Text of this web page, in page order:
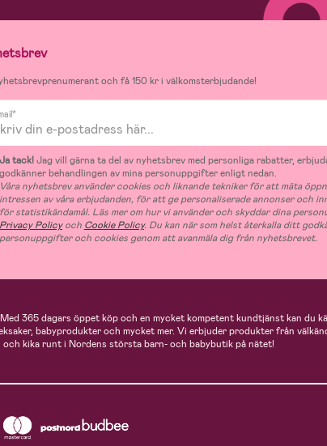
och få 150 kr i välkomsterbjudande!
Ja tack!Jag vill gärna ta del av nyhetsbrev med personliga rabatter,
godkänner behandlingen av mina personuppgifter enligt nedan.
Våra nyhetsbrev använder cookies och liknande tekniker för att mäta
intressen av våra erbjudanden, för att ge personaliserade annonser och
för statistikändamål. Läs mer om hur vi använder och skyddar dina
Privacy Policyoch Cookie Policy. Du kan när som helst återkalla ditt
personuppgifter och cookies genom att avanmäla dig från nyhetsbrevet.
Med 365 dagars öppet köp och en mycket kompetent kundtjänst kan du
babyprodukter och mycket mer. Vi erbjuder produkter från
och kika runt i Nordens största barn- och babybutik på nätet!